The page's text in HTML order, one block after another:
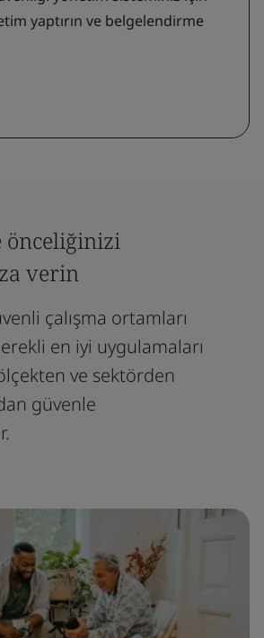
yaptırın ve belgelendirme
önceliğinizi
verin
çalışma ortamları
en iyi uygulamaları
ve sektörden
güvenle